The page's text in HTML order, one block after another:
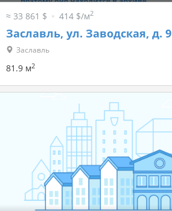
≈ 33 861 $ 414 $/м2
Заславль, ул. Заводская, д. 9
Заславль
81.9 м2